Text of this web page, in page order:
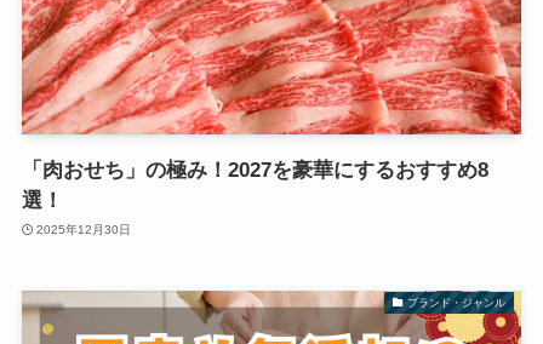
「肉おせち」の極み！2027を豪華にするおすすめ8
選！
2025年12月30日
ブランド・ジャンル